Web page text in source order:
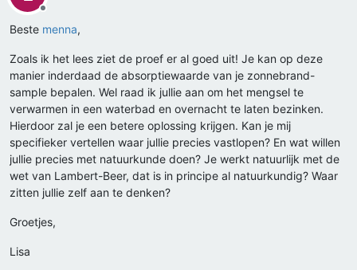
Offline
Beste menna,
Zoals ik het lees ziet de proef er al goed uit! Je kan op deze
manier inderdaad de absorptiewaarde van je zonnebrand-
sample bepalen. Wel raad ik jullie aan om het mengsel te
verwarmen in een waterbad en overnacht te laten bezinken.
Hierdoor zal je een betere oplossing krijgen. Kan je mij
specifieker vertellen waar jullie precies vastlopen? En wat willen
jullie precies met natuurkunde doen? Je werkt natuurlijk met de
wet van Lambert-Beer, dat is in principe al natuurkundig? Waar
zitten jullie zelf aan te denken?
Groetjes,
Lisa